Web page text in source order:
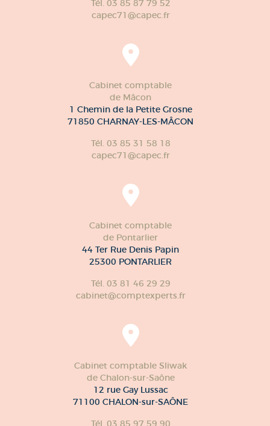
Tél. 03 85 87 79 52
capec71@capec.fr
Cabinet comptable
de Mâcon
1 Chemin de la Petite Grosne
71850 CHARNAY-LES-MÂCON
Tél. 03 85 31 58 18
capec71@capec.fr
Cabinet comptable
de Pontarlier
44 Ter Rue Denis Papin
25300 PONTARLIER
Tél. 03 81 46 29 29
cabinet@comptexperts.fr
Cabinet comptable Sliwak
de Chalon-sur-Saône
12 rue Gay Lussac
71100 CHALON-sur-SAÔNE
Tél. 03 85 97 59 90